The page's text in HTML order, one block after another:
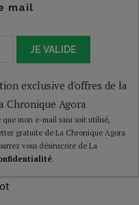
mail
JE VALIDE
exclusive d'offres de la
Chronique Agora
mon e-mail saisi soit utilisé,
gratuite de La Chronique Agora
vous désinscrire de La
.